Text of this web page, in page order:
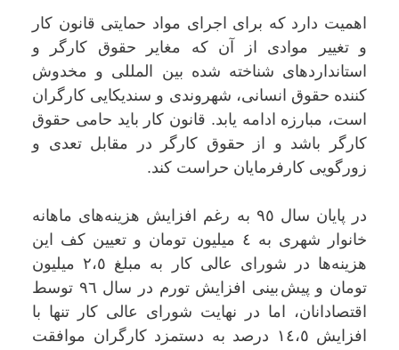
اهمیت دارد که برای اجرای مواد حمایتی قانون کار
و تغییر موادی از آن کە مغاير حقوق کارگر و
استانداردهای شناختە شدە بین المللی و مخدوش
کنندە حقوق انسانی، شهروندی و سندیکایی کارگران
است، مبارزه ادامه یابد. قانون کار باید حامی حقوق
کارگر باشد و از حقوق کارگر در مقابل تعدی و
زورگویی کارفرمایان حراست کند.
در پایان سال ٩٥ بە رغم افزایش هزینەهای ماهانە
خانوار شهری بە ٤ میلیون تومان و تعیین کف این
هزینەها در شورای عالی کار بە مبلغ ٢،٥ میلیون
تومان و پیش بینی افزایش تورم در سال ٩٦ توسط
اقتصادانان، اما در نهایت شورای عالی کار تنها با
افزایش ١٤،٥ درصد بە دستمزد کارگران موافقت